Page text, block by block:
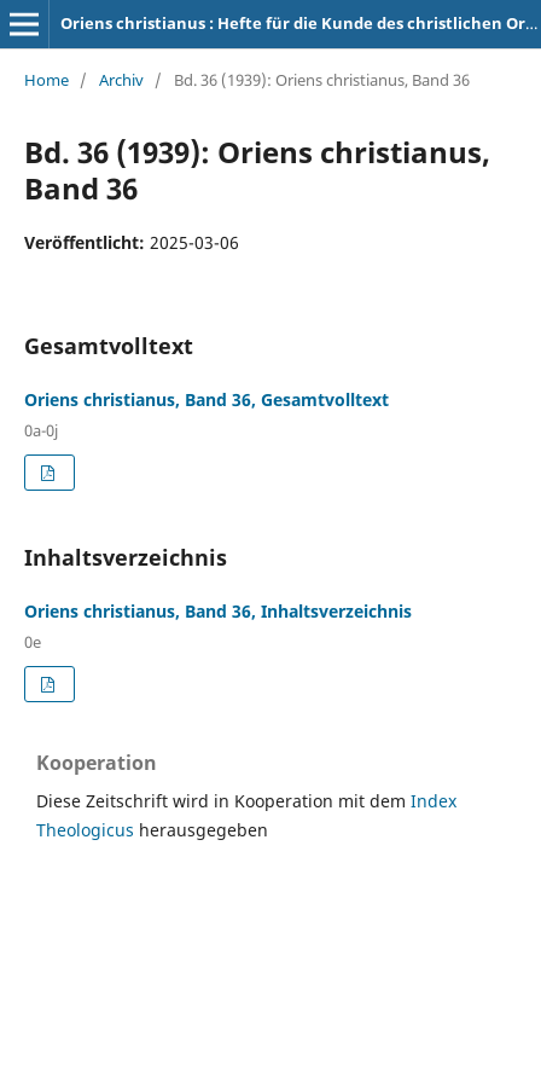
Oriens christianus : Hefte für die Kunde des christlichen Orients
Home / Archiv / Bd. 36 (1939): Oriens christianus, Band 36
Bd. 36 (1939): Oriens christianus,
Band 36
Veröffentlicht: 2025-03-06
Gesamtvolltext
Oriens christianus, Band 36, Gesamtvolltext
0a-0j
Inhaltsverzeichnis
Oriens christianus, Band 36, Inhaltsverzeichnis
0e
Kooperation
Diese Zeitschrift wird in Kooperation mit dem Index
Theologicus herausgegeben